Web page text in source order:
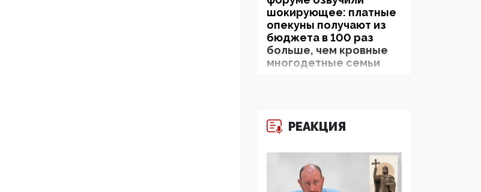
шокирующее: платные
опекуны получают из
бюджета в 100 раз
больше, чем кровные
многодетные семьи
Обществознания под
редакцией Медведева:
ценности и немного
двоемыслия
РЕАКЦИЯ